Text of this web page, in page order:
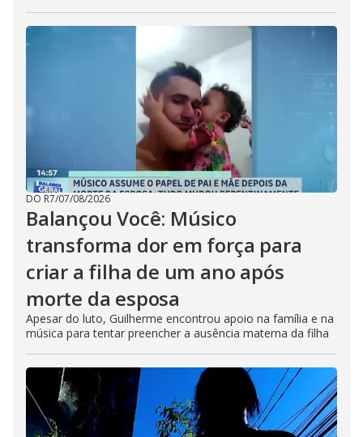
DO R7/07/08/2026
Balançou Você: Músico
transforma dor em força para
criar a filha de um ano após
morte da esposa
Apesar do luto, Guilherme encontrou apoio na família e na
música para tentar preencher a ausência materna da filha